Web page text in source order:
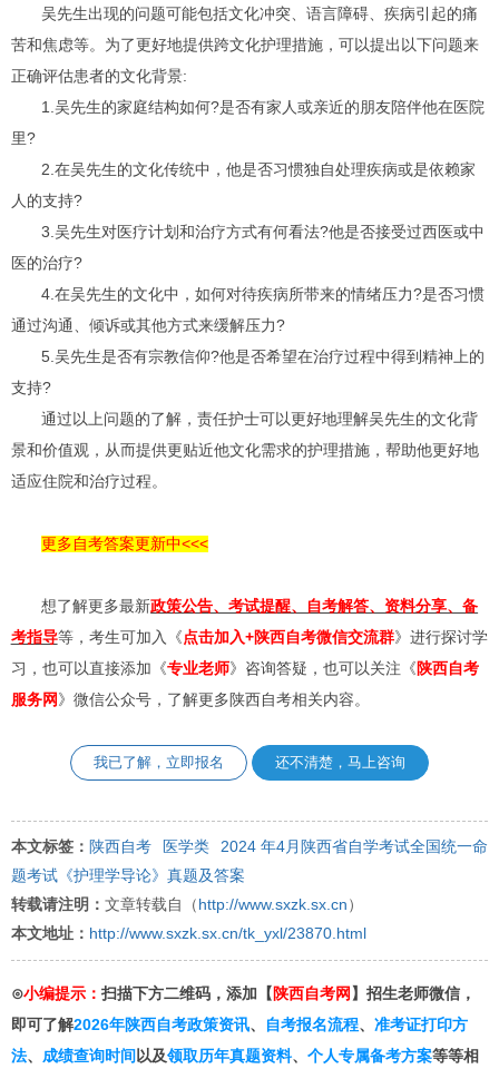
吴先生出现的问题可能包括文化冲突、语言障碍、疾病引起的痛
苦和焦虑等。为了更好地提供跨文化护理措施，可以提出以下问题来
正确评估患者的文化背景:
1.吴先生的家庭结构如何?是否有家人或亲近的朋友陪伴他在医院
里?
2.在吴先生的文化传统中，他是否习惯独自处理疾病或是依赖家
人的支持?
3.吴先生对医疗计划和治疗方式有何看法?他是否接受过西医或中
医的治疗?
4.在吴先生的文化中，如何对待疾病所带来的情绪压力?是否习惯
通过沟通、倾诉或其他方式来缓解压力?
5.吴先生是否有宗教信仰?他是否希望在治疗过程中得到精神上的
支持?
通过以上问题的了解，责任护士可以更好地理解吴先生的文化背
景和价值观，从而提供更贴近他文化需求的护理措施，帮助他更好地
适应住院和治疗过程。
更多自考答案更新中<<<
想了解更多最新政策公告、考试提醒、自考解答、资料分享、备
考指导等，考生可加入《点击加入+陕西自考微信交流群》进行探讨学
习，也可以直接添加《专业老师》咨询答疑，也可以关注《 陕西自考
服务网 》微信公众号，了解更多陕西自考相关内容。
我已了解，立即报名 还不清楚，马上咨询
本文标签： 陕西自考 医学类
​2024 年4月陕西省自学考试全国统一命
题考试《护理学导论》真题及答案
转载请注明： 文章转载自（ http://www.sxzk.sx.cn ）
本文地址： http://www.sxzk.sx.cn/tk_yxl/23870.html
⊙小编提示： 扫描下方二维码，添加【 陕西自考网 】招生老师微信，
即可了解2026年陕西自考政策资讯、 自考报名流程、 准考证打印方
法、 成绩查询时间以及领取历年真题资料、 个人专属备考方案等等相